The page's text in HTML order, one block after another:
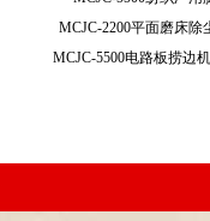
MCJC-2200平面磨床